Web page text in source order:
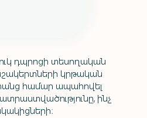
դպրոցի տեսողական
կրթական
համար ապահովել
ինչ